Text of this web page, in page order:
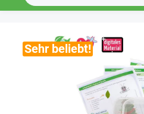
Sehr beliebt!